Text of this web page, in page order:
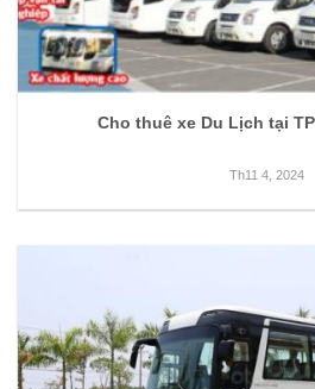
Cho thuê xe Du Lịch tại
Th11 4, 2024